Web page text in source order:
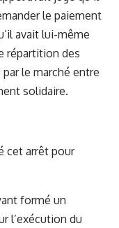
le paiement
avait lui-même
répartition des
le marché entre
solidaire.
cet arrêt pour
formé un
l’exécution du